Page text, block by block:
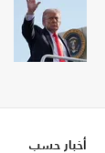
أخبار حسب